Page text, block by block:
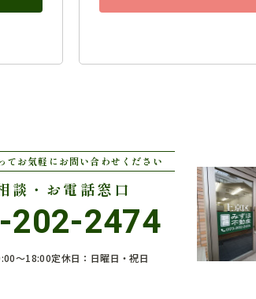
てお気軽にお問い合わせください
談・お電話窓口
202-2474
〜18:00定休日：日曜日・祝日